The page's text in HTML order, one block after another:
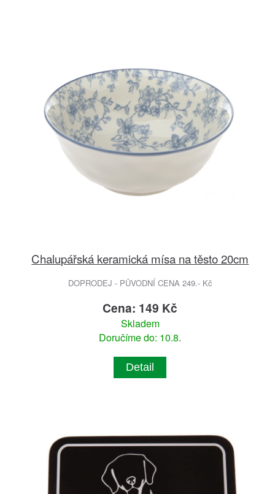
Chalupářská keramická mísa na těsto 20cm
DOPRODEJ - PŮVODNÍ CENA 249.- Kč
Cena: 149 Kč
Skladem
Doručíme do: 10.8.
Detail